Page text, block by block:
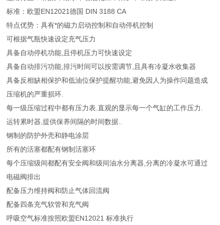
标准：欧盟EN12021德国 DIN 3188 CA
特点优势：具有*的磁力启动控制和自动停机控制
可根据气瓶快速设定充气压力
具备自动停机功能,且停机压力可快速设定
具备自动排污功能,排污时间可以按需调节,且具有冷凝水收集器
具备反相缺相保护和低油位保护提醒功能,避免因人为操作问题造成
压缩机的严重损环.
每一级压缩过程中都有压力表.直观的显示每一个气缸的工作压力.
运转累时器,提供保养间隔的时间数据..
钢制的防护外壳和静电涂层
所有的活塞都配有钢制活塞环
每个压缩级间都配有安全阀和级间油水分离器,分离的冷凝水可通过
电磁阀排出
配备压力维持阀和防止气体回流阀
配备四条充气软管和充气阀
呼吸空气标准按照欧盟EN12021 标准执行